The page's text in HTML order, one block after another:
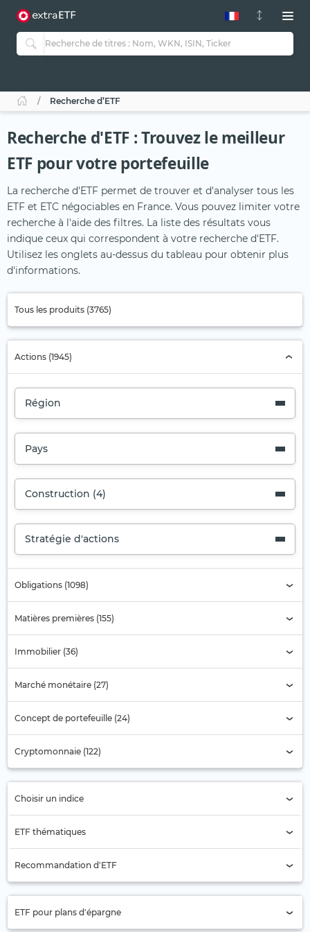
Recherche d’ETF
Recherche d'ETF : Trouvez le meilleur
ETF pour votre portefeuille
La recherche d'ETF permet de trouver et d'analyser tous les
ETF et ETC négociables en France. Vous pouvez limiter votre
recherche à l'aide des filtres. La liste des résultats vous
indique ceux qui correspondent à votre recherche d'ETF.
Utilisez les onglets au-dessus du tableau pour obtenir plus
d'informations.
Tous les produits (3765)
Actions (1945)
Région
Pays
Construction (4)
Stratégie d'actions
Obligations (1098)
Matières premières (155)
Immobilier (36)
Marché monétaire (27)
Concept de portefeuille (24)
Cryptomonnaie (122)
Choisir un indice
Sélection de l'indice
ETF thématiques
Aérospatiale
Alimentation et Boissons
Recommandation d'ETF
Actions Asie-Pacifique (ex Japon)
ETF pour plans d'épargne